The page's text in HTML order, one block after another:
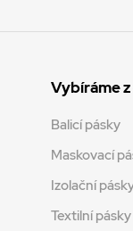
Vybíráme
Balicí pásky
Maskovací
Izolační
Textilní pásky